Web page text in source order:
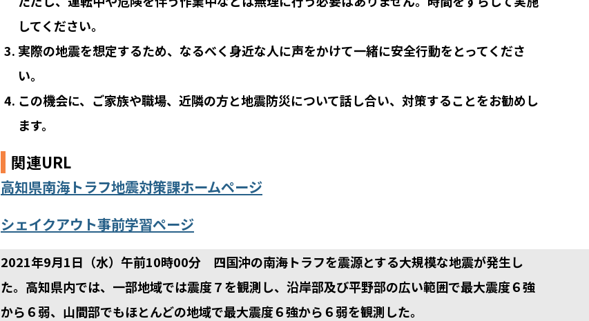
してください。
実際の地震を想定するため、なるべく身近な人に声をかけて一緒に安全行動をとってくださ
い。
この機会に、ご家族や職場、近隣の方と地震防災について話し合い、対策することをお勧めし
ます。
関連URL
高知県南海トラフ地震対策課ホームページ
シェイクアウト事前学習ページ
2021年9月1日（水）午前10時00分 四国沖の南海トラフを震源とする大規模な地震が発生し
た。高知県内では、一部地域では震度７を観測し、沿岸部及び平野部の広い範囲で最大震度６強
から６弱、山間部でもほとんどの地域で最大震度６強から６弱を観測した。